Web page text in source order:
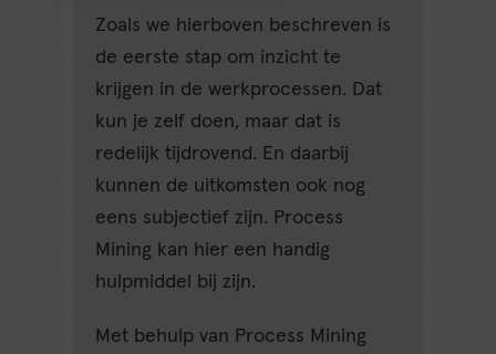
Zoals we hierboven beschreven is
de eerste stap om inzicht te
krijgen in de werkprocessen. Dat
kun je zelf doen, maar dat is
redelijk tijdrovend. En daarbij
kunnen de uitkomsten ook nog
eens subjectief zijn. Process
Mining kan hier een handig
hulpmiddel bij zijn.
Met behulp van Process Mining